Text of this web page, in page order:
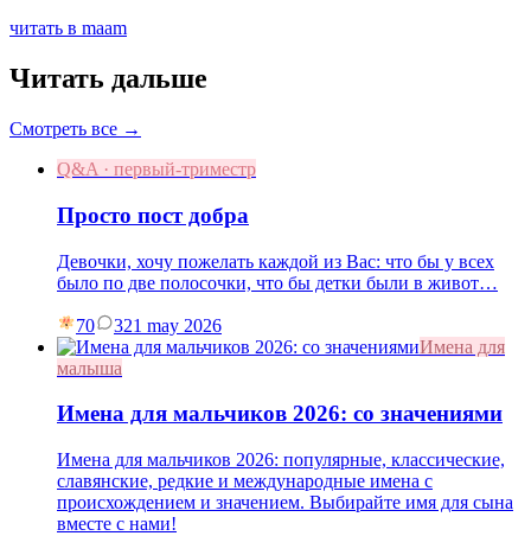
читать в maam
Читать дальше
Смотреть все →
Q&A · первый-триместр
Просто пост добра
Девочки, хочу пожелать каждой из Вас: что бы у всех
было по две полосочки, что бы детки были в живот…
70 321 may 2026
Имена для
малыша
Имена для мальчиков 2026: со значениями
Имена для мальчиков 2026: популярные, классические,
славянские, редкие и международные имена с
происхождением и значением. Выбирайте имя для сына
вместе с нами!